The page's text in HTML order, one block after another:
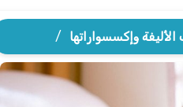
وإكسسواراتها /